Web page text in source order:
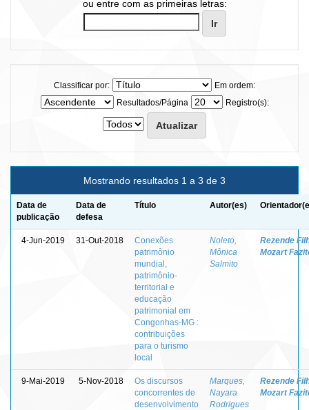
ou entre com as primeiras letras:
Classificar por:
Em ordem:
Resultados/Página
Registro(s):
Mostrando resultados 1 a 3 de 3
Data de
publicação
Data de
defesa
Título Autor(es)
4-Jun-2019 31-Out-2018
Conexões
patrimônio
mundial,
patrimônio-
territorial e
educação
patrimonial em
Congonhas-MG :
contribuições
para o turismo
local
Noleto,
Mônica
Salmito
Rezende
Mozart
9-Mai-2019 5-Nov-2018
Os discursos
concorrentes de
desenvolvimento
Marques,
Nayara
Rodrigues
Rezende
Mozart